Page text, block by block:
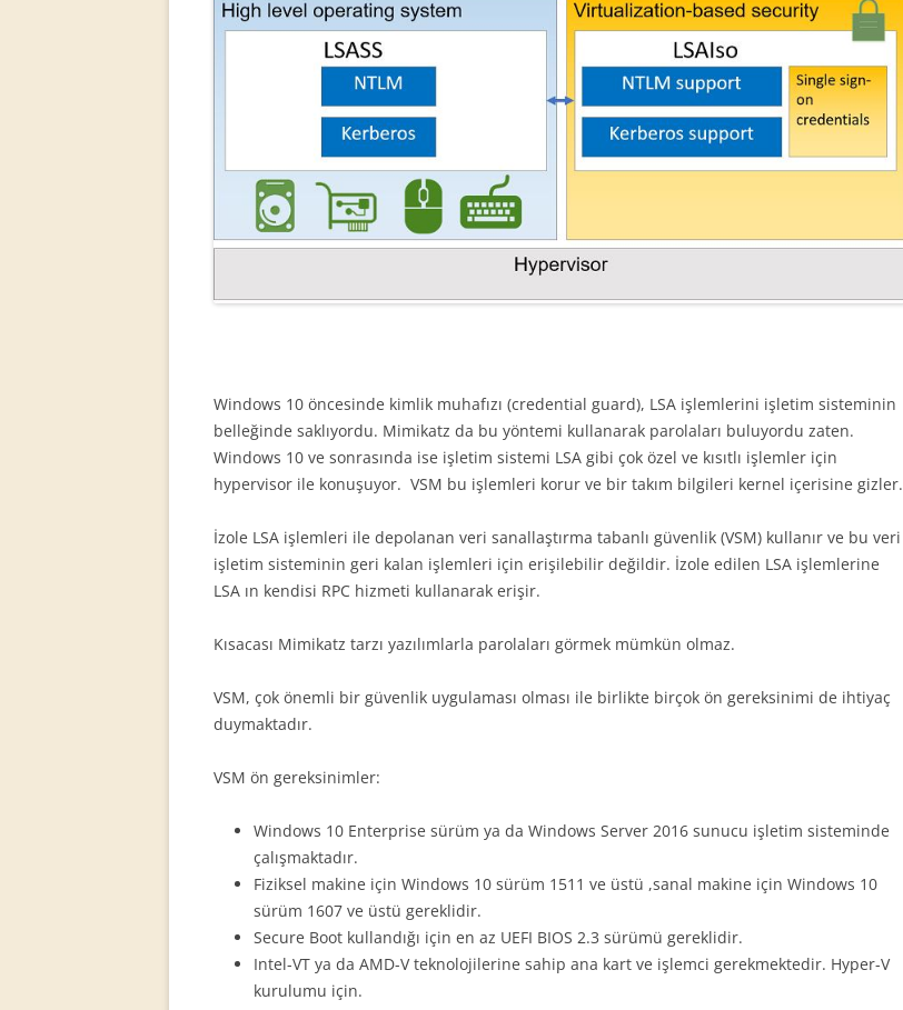
Windows 10 öncesinde kimlik muhafızı (credential guard), LSA işlemlerini işletim sisteminin
belleğinde saklıyordu. Mimikatz da bu yöntemi kullanarak parolaları buluyordu zaten.
Windows 10 ve sonrasında ise işletim sistemi LSA gibi çok özel ve kısıtlı işlemler için
hypervisor ile konuşuyor. VSM bu işlemleri korur ve bir takım bilgileri kernel içerisine gizler.
İzole LSA işlemleri ile depolanan veri sanallaştırma tabanlı güvenlik (VSM) kullanır ve bu veri
işletim sisteminin geri kalan işlemleri için erişilebilir değildir. İzole edilen LSA işlemlerine
LSA ın kendisi RPC hizmeti kullanarak erişir.
Kısacası Mimikatz tarzı yazılımlarla parolaları görmek mümkün olmaz.
VSM, çok önemli bir güvenlik uygulaması olması ile birlikte birçok ön gereksinimi de ihtiyaç
duymaktadır.
VSM ön gereksinimler:
Windows 10 Enterprise sürüm ya da Windows Server 2016 sunucu işletim sisteminde
çalışmaktadır.
Fiziksel makine için Windows 10 sürüm 1511 ve üstü ,sanal makine için Windows 10
sürüm 1607 ve üstü gereklidir.
Secure Boot kullandığı için en az UEFI BIOS 2.3 sürümü gereklidir.
Intel-VT ya da AMD-V teknolojilerine sahip ana kart ve işlemci gerekmektedir. Hyper-V
kurulumu için.